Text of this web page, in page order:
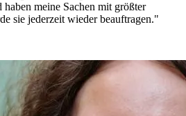
meine Sachen mit größter
sie jederzeit wieder beauftragen."